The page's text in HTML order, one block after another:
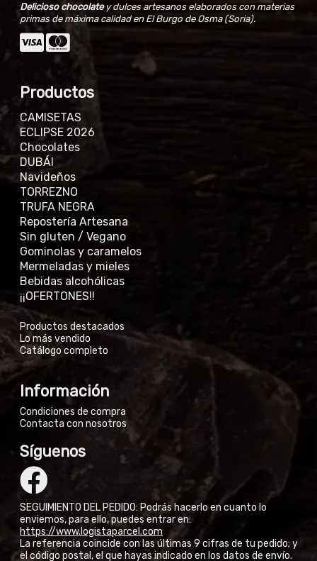
Delicioso chocolatey dulces artesanos elaborados con materias
primas de máxima calidad en El Burgo de Osma (Soria).
Productos
CAMISETAS
ECLIPSE 2026
Chocolates
DUBÁI
Navideños
TORREZNO
TRUFA NEGRA
Repostería Artesana
Sin gluten / Vegano
Gominolas y caramelos
Mermeladas y mieles
Bebidas alcohólicas
¡¡OFERTONES!!
Productos destacados
Lo más vendido
Catálogo completo
Información
Condiciones de compra
Contacta con nosotros
Síguenos
SEGUIMIENTO DEL PEDIDO: Podrás hacerlo en cuanto lo
enviemos, para ello, puedes entrar en:
https://www.logistaparcel.com
La referencia coincide con las últimas 9 cifras de tu pedido; y
el código postal, el que hayas indicado en los datos de envío.